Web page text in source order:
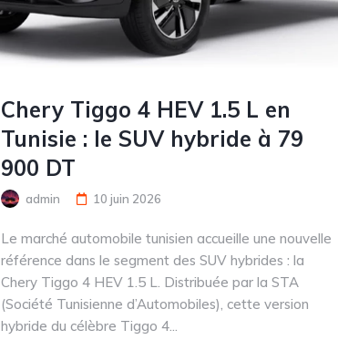
Chery Tiggo 4 HEV 1.5 L en
Tunisie : le SUV hybride à 79
900 DT
admin 10 juin 2026
Le marché automobile tunisien accueille une nouvelle
référence dans le segment des SUV hybrides : la
Chery Tiggo 4 HEV 1.5 L. Distribuée par la STA
(Société Tunisienne d’Automobiles), cette version
hybride du célèbre Tiggo 4...